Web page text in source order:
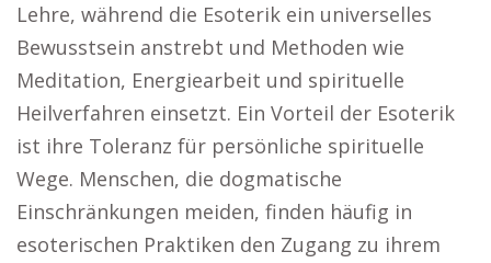
Lehre, während die Esoterik ein universelles
Bewusstsein anstrebt und Methoden wie
Meditation, Energiearbeit und spirituelle
Heilverfahren einsetzt. Ein Vorteil der Esoterik
ist ihre Toleranz für persönliche spirituelle
Wege. Menschen, die dogmatische
Einschränkungen meiden, finden häufig in
esoterischen Praktiken den Zugang zu ihrem